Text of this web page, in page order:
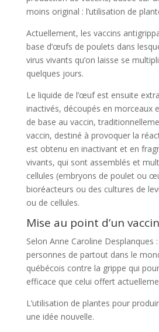
moins original : l’utilisation de
Actuellement, les vaccins
base d’œufs de poulets dans
virus vivants qu’on laisse se
quelques jours.
Le liquide de l’œuf est ensuite
inactivés, découpés en morceaux
de base au vaccin,
vaccin, destiné à provoquer la
est obtenu en inactivant et en
vivants, qui sont assemblés et
cellules (embryons de poulet ou
bioréacteurs ou des cultures de
ou de cellules.
Mise au point d’un vaccin
Selon Anne Caroline Desplanques
personnes de partout dans le
québécois contre la grippe qui
efficace que celui offert
L’utilisation de plantes pour
une idée nouvelle.